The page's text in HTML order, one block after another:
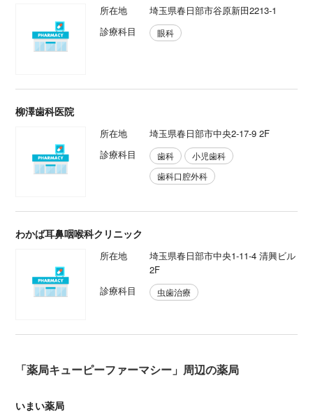
所在地
埼玉県春日部市谷原新田2213-1
診療科目
眼科
柳澤歯科医院
所在地
埼玉県春日部市中央2-17-9 2F
診療科目
歯科
小児歯科
歯科口腔外科
わかば耳鼻咽喉科クリニック
所在地
埼玉県春日部市中央1-11-4 清興ビル
2F
診療科目
虫歯治療
「薬局キューピーファーマシー」周辺の薬局
いまい薬局